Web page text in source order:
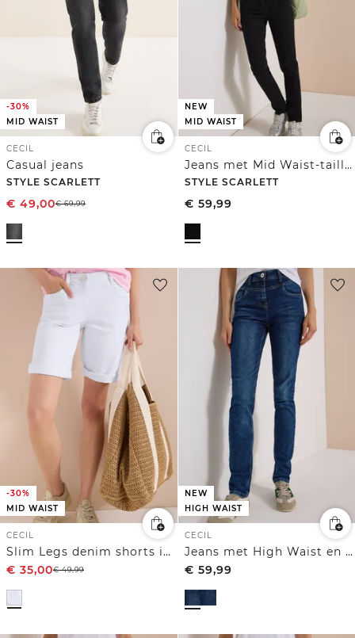
-30%
MID WAIST
CECIL
Casual jeans
STYLE SCARLETT
€ 49,00€69,99
NEW
MID WAIST
CECIL
Jeans met Mid Waist-taille en Slim Leg-pijpen in casual pasvorm
STYLE SCARLETT
€ 59,99
-30%
MID WAIST
CECIL
Slim Legs denim shorts in een casual fit
€ 35,00€49,99
NEW
HIGH WAIST
CECIL
Jeans met High Waist en smalle pijpen in Slim Fit
€ 59,99